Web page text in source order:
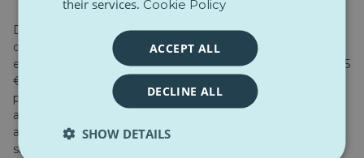
Des différences de prix importantes sont également
observées dans les services liés aux loisirs en Europe. Par
exemple, un dîner pour deux au restaurant coûte environ 65
€ à Berlin, contre seulement 50 € à Bucarest. Les prix des
places de cinéma varient également considérablement,
avec un coût moyen de 7,50 € au Portugal, mais pouvant
atteindre 21 € en Suisse. Le prix du café suit une tendance
similaire : alors qu'une tasse coûte environ 1,50 € au
their services. Cookie Policy
ACCEPT ALL
DECLINE ALL
SHOW DETAILS